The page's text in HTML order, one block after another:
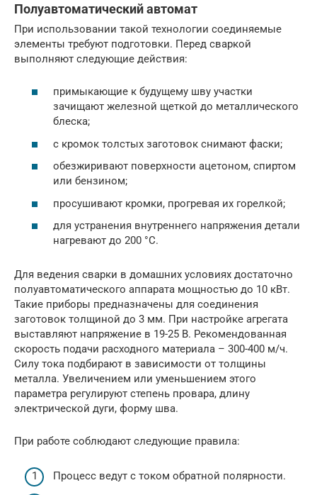
Полуавтоматический автомат
При использовании такой технологии соединяемые
элементы требуют подготовки. Перед сваркой
выполняют следующие действия:
примыкающие к будущему шву участки
зачищают железной щеткой до металлического
блеска;
с кромок толстых заготовок снимают фаски;
обезжиривают поверхности ацетоном, спиртом
или бензином;
просушивают кромки, прогревая их горелкой;
для устранения внутреннего напряжения детали
нагревают до 200 °С.
Для ведения сварки в домашних условиях достаточно
полуавтоматического аппарата мощностью до 10 кВт.
Такие приборы предназначены для соединения
заготовок толщиной до 3 мм. При настройке агрегата
выставляют напряжение в 19-25 В. Рекомендованная
скорость подачи расходного материала – 300-400 м/ч.
Силу тока подбирают в зависимости от толщины
металла. Увеличением или уменьшением этого
параметра регулируют степень провара, длину
электрической дуги, форму шва.
При работе соблюдают следующие правила:
Процесс ведут с током обратной полярности.